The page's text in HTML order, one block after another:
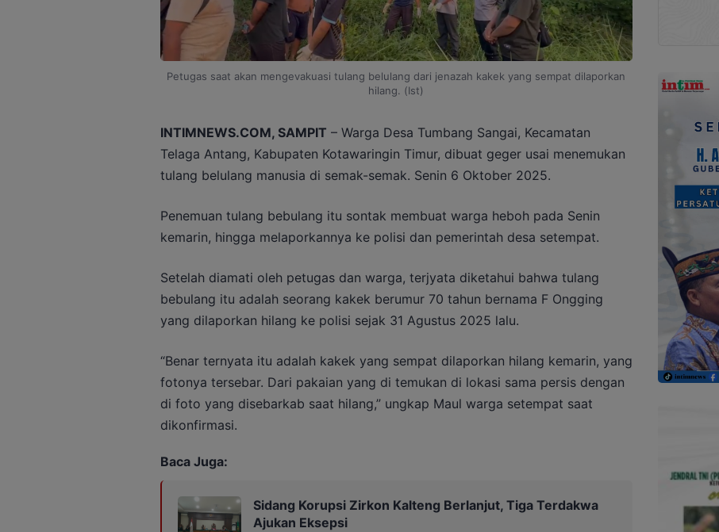
Petugas saat akan mengevakuasi tulang belulang dari jenazah kakek yang sempat dilaporkan
hilang. (Ist)
INTIMNEWS.COM, SAMPIT – Warga Desa Tumbang Sangai, Kecamatan
Telaga Antang, Kabupaten Kotawaringin Timur, dibuat geger usai menemukan
tulang belulang manusia di semak-semak. Senin 6 Oktober 2025.
Penemuan tulang bebulang itu sontak membuat warga heboh pada Senin
kemarin, hingga melaporkannya ke polisi dan pemerintah desa setempat.
Setelah diamati oleh petugas dan warga, terjyata diketahui bahwa tulang
bebulang itu adalah seorang kakek berumur 70 tahun bernama F Ongging
yang dilaporkan hilang ke polisi sejak 31 Agustus 2025 lalu.
“Benar ternyata itu adalah kakek yang sempat dilaporkan hilang kemarin, yang
fotonya tersebar. Dari pakaian yang di temukan di lokasi sama persis dengan
di foto yang disebarkab saat hilang,” ungkap Maul warga setempat saat
dikonfirmasi.
Baca Juga:
Sidang Korupsi Zirkon Kalteng Berlanjut, Tiga Terdakwa
Ajukan Eksepsi